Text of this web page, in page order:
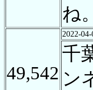
ね。
49,542
2022-
千
ン